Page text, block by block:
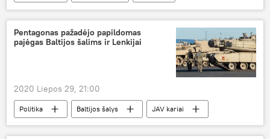
Lietuva
kariai
Pentagonas pažadėjo papildomas
pajėgas Baltijos šalims ir Lenkijai
2020 Liepos 29, 21:00
Politika Baltijos šalys
JAV kariai
JAV
Lenkija
NATO